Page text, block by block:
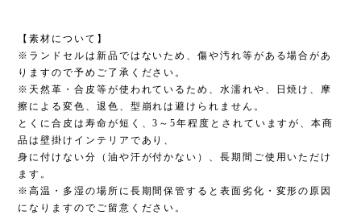
【素材について】
※ランドセルは新品ではないため、傷や汚れ等がある場合があ
りますので予めご了承ください。
※天然革・合皮等が使われているため、水濡れや、日焼け、摩
擦による変色、退色、型崩れは避けられません。
とくに合皮は寿命が短く、3～5年程度とされていますが、本商
品は壁掛けインテリアであり、
身に付けない分（油や汗が付かない）、長期間ご使用いただけ
ます。
※高温・多湿の場所に長期間保管すると表面劣化・変形の原因
になりますのでご留意ください。